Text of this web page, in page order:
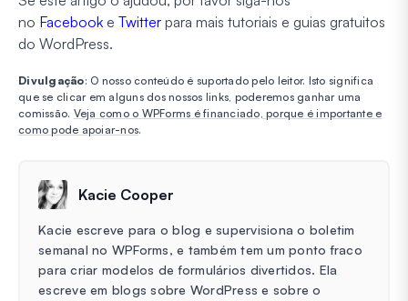
no Facebook e Twitter para mais tutoriais e guias gratuitos
do WordPress.
Divulgação: O nosso conteúdo é suportado pelo leitor. Isto significa
que se clicar em alguns dos nossos links, poderemos ganhar uma
comissão. Veja como o WPForms é financiado, porque é importante e
como pode apoiar-nos.
Kacie Cooper
Kacie escreve para o blog e supervisiona o boletim
semanal no WPForms, e também tem um ponto fraco
para criar modelos de formulários divertidos. Ela
escreve em blogs sobre WordPress e sobre o